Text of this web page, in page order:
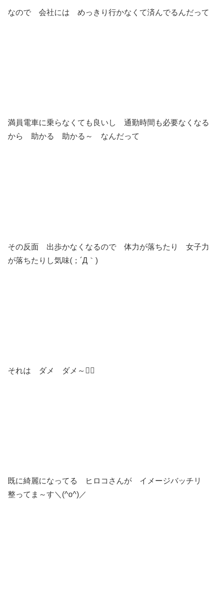
なので 会社には めっきり行かなくて済んでるんだって
満員電車に乗らなくても良いし 通勤時間も必要なくなる
から 助かる 助かる～ なんだって
その反面 出歩かなくなるので 体力が落ちたり 女子力
が落ちたりし気味(；´Д｀)
それは ダメ ダメ～🙅‍♂️
既に綺麗になってる ヒロコさんが イメージバッチリ
整ってま～す＼(^o^)／